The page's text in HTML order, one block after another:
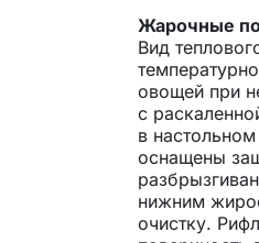
Жарочные
Вид
овощей при
с
в
оснащены
нижним
очистку.